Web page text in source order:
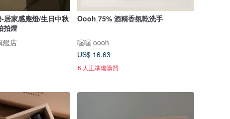
居家感應燈/生日中秋
拍燈
艦店
Oooh 75% 酒精香氛乾洗手
喔喔 oooh
US$ 16.63
6 人正準備購買